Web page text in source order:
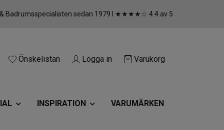
Badrumsspecialisten sedan 1979 I ★★★★☆ 4.4 av 5
Önskelistan Logga in Varukorg
INSPIRATION VARUMÄRKEN